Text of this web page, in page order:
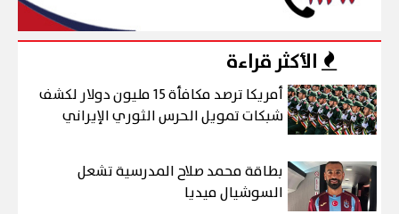
الأكثر قراءة
أمريكا ترصد مكافأة 15 مليون دولار لكشف
شبكات تمويل الحرس الثوري الإيراني
بطاقة محمد صلاح المدرسية تشعل
السوشيال ميديا